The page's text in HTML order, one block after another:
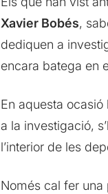
Xavier Bobés,
dediquen a
encara batega en
En aquesta ocasió
a la investigació,
l’interior de les
Només cal fer una